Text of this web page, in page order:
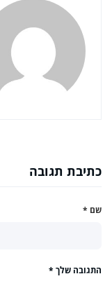
כתיבת תגובה
שם *
התגובה שלך *